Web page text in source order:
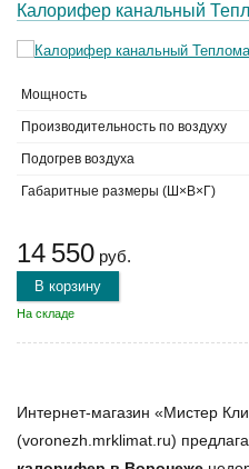
Калорифер канальный
Мощность
Производительность по воздуху
Подогрев воздуха
Габаритные размеры (Ш×В×Г)
14 550 руб.
В корзину
На складе
Интернет-магазин «Мистер
(voronezh.mrklimat.ru)